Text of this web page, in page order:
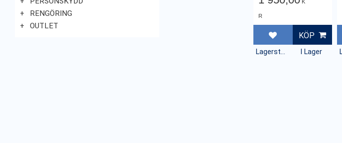
- 15L
K
R
Lägg till i favoriter
Lagerstatus I Lager
KÖP
RENGÖRING
OUTLET